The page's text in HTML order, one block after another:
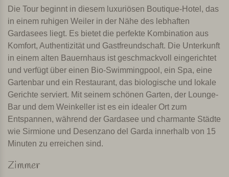
Die Tour beginnt in diesem luxuriösen Boutique-Hotel, das
in einem ruhigen Weiler in der Nähe des lebhaften
Gardasees liegt. Es bietet die perfekte Kombination aus
Komfort, Authentizität und Gastfreundschaft. Die Unterkunft
in einem alten Bauernhaus ist geschmackvoll eingerichtet
und verfügt über einen Bio-Swimmingpool, ein Spa, eine
Gartenbar und ein Restaurant, das biologische und lokale
Gerichte serviert. Mit seinem schönen Garten, der Lounge-
Bar und dem Weinkeller ist es ein idealer Ort zum
Entspannen, während der Gardasee und charmante Städte
wie Sirmione und Desenzano del Garda innerhalb von 15
Minuten zu erreichen sind.
Zimmer